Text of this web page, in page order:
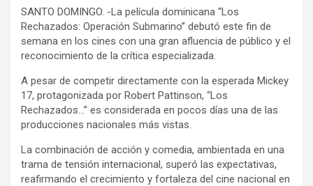
SANTO DOMINGO. -La película dominicana “Los
Rechazados: Operación Submarino” debutó este fin de
semana en los cines con una gran afluencia de público y el
reconocimiento de la crítica especializada.
A pesar de competir directamente con la esperada Mickey
17, protagonizada por Robert Pattinson, “Los
Rechazados…” es considerada en pocos días una de las
producciones nacionales más vistas.
La combinación de acción y comedia, ambientada en una
trama de tensión internacional, superó las expectativas,
reafirmando el crecimiento y fortaleza del cine nacional en